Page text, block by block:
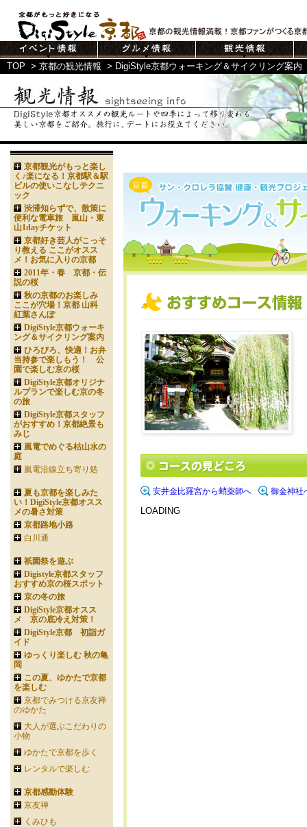
TOP > 京都の観光情報 > DigiStyle京都ウォーキング＆サイクリング案内
安井金比羅宮から蛸薬師へ 御金神社
LOADING
京都観光がもっと楽し
く♪楽になる！京都駅＆駅
ビルの使いこなしテクニ
ック
渋滞知らずで、散策に
便利な電車旅 嵐山・東
山1dayチケット
京都好き芸人がこっそ
り教える ここがオスス
メ！お気に入りの京都
2011年・春 京都・伝
説の桜
秋の京都のお楽しみ
ここが穴場！京都 山科
紅葉さんぽ
DigiStyle京都ウォーキ
ング＆サイクリング案内
ひろびろ、快適！お弁
当持参で楽しもう！ 公
園で楽しむ京の桜
DigiStyle京都オリジナ
ルプランで楽しむ京の冬
の旅
DigiStyle京都スタッフ
がおすすめ！京都絶景も
みじ
嵐電でめぐる枯山水の
庭
嵐電沿線立ち寄り処
夏も京都を楽しみた
い！DigiStyle京都オスス
メの暑さ対策
京都路地小路
白川通
祇園祭を遊ぶ
Digistyle京都スタッフ
おすすめ京の桜スポット
京の冬の旅
DigiStyle京都オスス
メ 京の底冷え対策！
DigiStyle京都 初詣ガ
イド
ゆっくり楽しむ 秋の亀
岡
この夏、ゆかたで京都
を楽しむ
京都でみつける京友禅
のゆかた
大人が選ぶこだわりの
小物
ゆかたで京都を歩く
レンタルで楽しむ
京都感動体験
京友禅
くみひも